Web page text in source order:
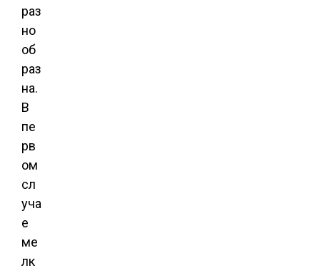
раз
но
об
раз
на.
В
пе
рв
ом
сл
уча
е
ме
лк